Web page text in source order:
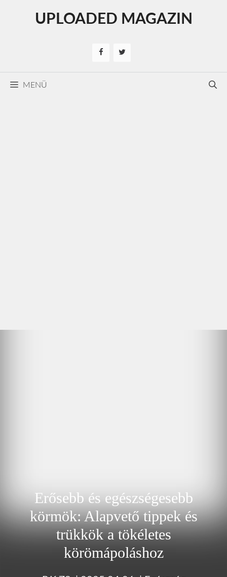
UPLOADED MAGAZIN
MENÜ
Erősebb és egészségesebb
körmök: Alapvető tippek és
trükkök a tökéletes
körömápoláshoz